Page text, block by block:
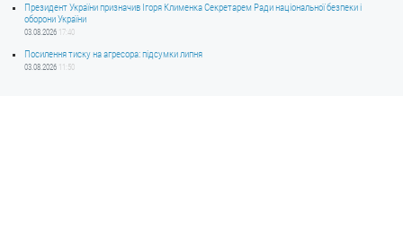
ДЕРЖАВНИЙ РЕЄСТР САНКЦІЙ
Президент України призначив Ігоря Клименка Секретарем Ради національної безпеки і
оборони України
03.08.2026 17:40
Посилення тиску на агресора: підсумки липня
03.08.2026 11:50